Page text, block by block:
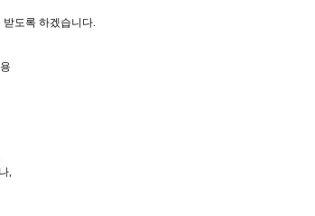
도록 하겠습니다.
,